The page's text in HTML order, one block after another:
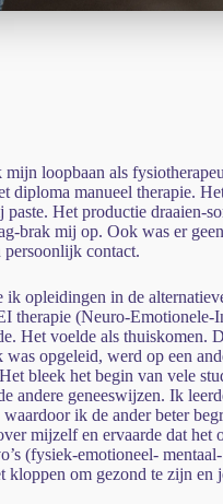
loopbaan als
diploma manueel therapie.
Het productie draaien-
brak mij op. Ook was er
contact.
ik opleidingen in de
therapie (Neuro-Emotionele-
Het voelde als thuiskomen.
opgeleid, werd op een
bleek het begin van vele
andere geneeswijzen. Ik
ik de ander beter
mijzelf en ervaarde dat het
(fysiek-emotioneel- mentaal-
kloppen om gezond te zijn en